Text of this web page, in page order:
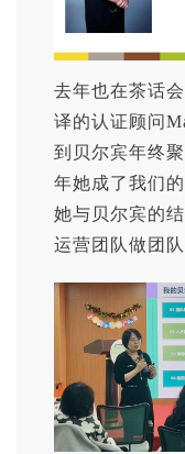
去年也在茶话
译的认证顾问
到贝尔宾年终
年她成了我们
她与贝尔宾的
运营团队做团